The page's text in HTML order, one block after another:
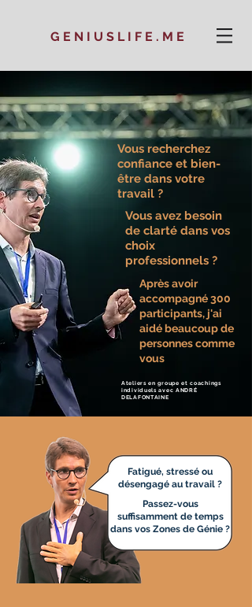
GENIUSLIFE.ME
Vous recherchez
confiance et bien-
être dans votre
travail ?
Vous avez besoin
de clarté dans vos
choix
professionnels ?
Après avoir
accompagné 300
participants, j'ai
aidé beaucoup de
personnes comme
vous
Ateliers en groupe et coachings
individuels avec ANDRÉ
DELAFONTAINE
Fatigué, stressé ou
désengagé au travail ?
Passez-vous
suffisamment de temps
dans vos Zones de Génie ?